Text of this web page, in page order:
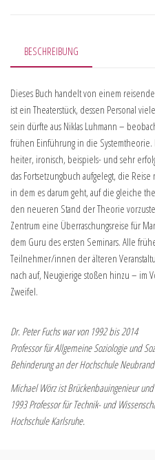
BESCHREIBUNG
Dieses Buch handelt von einem
ist ein Theaterstück, dessen Personal
sein dürfte aus Niklas Luhmann –
frühen Einführung in die Systemtheorie.
heiter, ironisch, beispiels- und sehr
das Fortsetzungbuch aufgelegt, die Reise
in dem es darum geht, auf die gleiche
den neueren Stand der Theorie
Zentrum eine Überraschungsreise für
dem Guru des ersten Seminars. Alle
Teilnehmer/innen der älteren
nach auf, Neugierige stoßen hinzu – im
Zweifel.
Dr. Peter Fuchs war von 1992 bis 2014
Professor für Allgemeine Soziologie und
Behinderung an der Hochschule
Michael Wörz ist Brückenbauingenieur
1993 Professor für Technik- und
Hochschule Karlsruhe.